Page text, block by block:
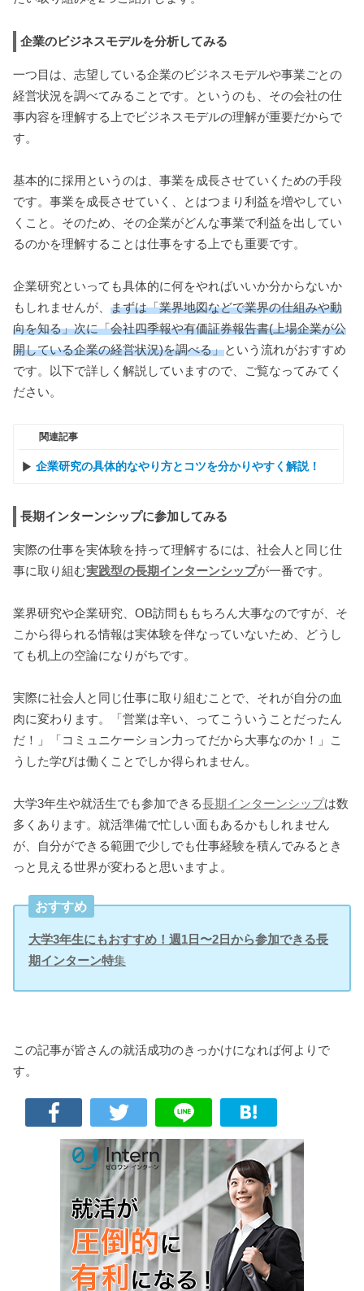
企業のビジネスモデルを分析してみる
一つ目は、志望している企業のビジネスモデルや事業ごとの
経営状況を調べてみることです。というのも、その会社の仕
事内容を理解する上でビジネスモデルの理解が重要だからで
す。
基本的に採用というのは、事業を成長させていくための手段
です。事業を成長させていく、とはつまり利益を増やしてい
くこと。そのため、その企業がどんな事業で利益を出してい
るのかを理解することは仕事をする上でも重要です。
企業研究といっても具体的に何をやればいいか分からないか
もしれませんが、まずは「業界地図などで業界の仕組みや動
向を知る」次に「会社四季報や有価証券報告書(上場企業が公
開している企業の経営状況)を調べる」という流れがおすすめ
です。以下で詳しく解説していますので、ご覧なってみてく
ださい。
関連記事
企業研究の具体的なやり方とコツを分かりやすく解説！
長期インターンシップに参加してみる
実際の仕事を実体験を持って理解するには、社会人と同じ仕
事に取り組む実践型の長期インターンシップが一番です。
業界研究や企業研究、OB訪問ももちろん大事なのですが、そ
こから得られる情報は実体験を伴なっていないため、どうし
ても机上の空論になりがちです。
実際に社会人と同じ仕事に取り組むことで、それが自分の血
肉に変わります。「営業は辛い、ってこういうことだったん
だ！」「コミュニケーション力ってだから大事なのか！」こ
うした学びは働くことでしか得られません。
大学3年生や就活生でも参加できる長期インターンシップは数
多くあります。就活準備で忙しい面もあるかもしれません
が、自分ができる範囲で少しでも仕事経験を積んでみるとき
っと見える世界が変わると思いますよ。
おすすめ
大学3年生にもおすすめ！週1日〜2日から参加できる長
期インターン特集
この記事が皆さんの就活成功のきっかけになれば何よりで
す。